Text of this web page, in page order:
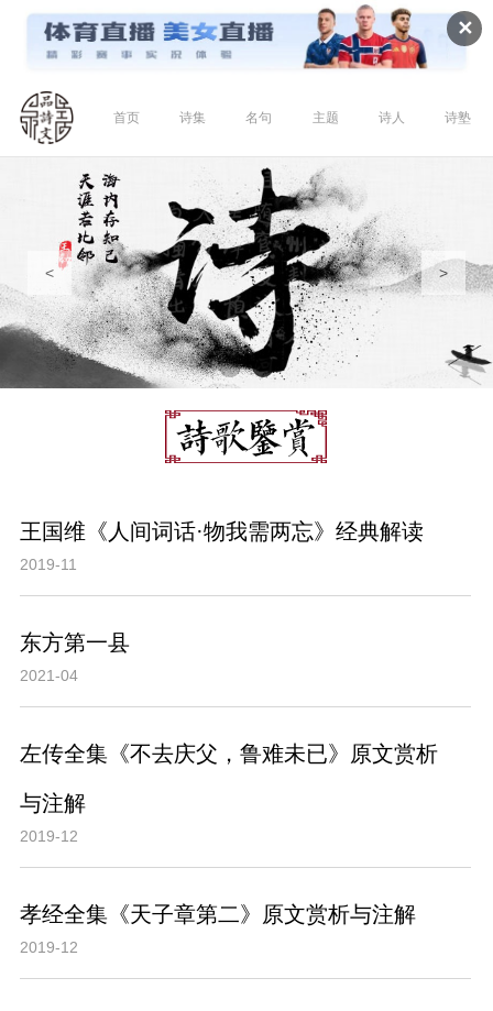
✕
首页 诗集 名句 主题 诗人 诗塾
< >
王国维《人间词话·物我需两忘》经典解读
2019-11
东方第一县
2021-04
左传全集《不去庆父，鲁难未已》原文赏析
与注解
2019-12
孝经全集《天子章第二》原文赏析与注解
2019-12